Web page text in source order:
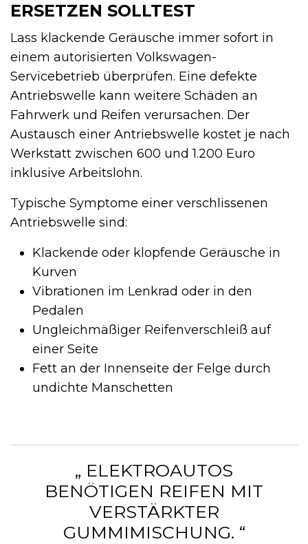
ERSETZEN SOLLTEST
Lass klackende Geräusche immer sofort in
einem autorisierten Volkswagen-
Servicebetrieb überprüfen. Eine defekte
Antriebswelle kann weitere Schäden an
Fahrwerk und Reifen verursachen. Der
Austausch einer Antriebswelle kostet je nach
Werkstatt zwischen 600 und 1.200 Euro
inklusive Arbeitslohn.
Typische Symptome einer verschlissenen
Antriebswelle sind:
Klackende oder klopfende Geräusche in
Kurven
Vibrationen im Lenkrad oder in den
Pedalen
Ungleichmäßiger Reifenverschleiß auf
einer Seite
Fett an der Innenseite der Felge durch
undichte Manschetten
„ ELEKTROAUTOS
BENÖTIGEN REIFEN MIT
VERSTÄRKTER
GUMMIMISCHUNG. “